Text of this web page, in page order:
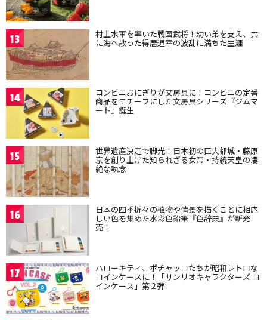
13 村上水軍を率いた戦国武将！幼い弟を支え、共
に海へ散った得居通幸の波乱に満ちた生涯
14 コンビニおにぎりが文房具に！コンビニの定番
商品をモチーフにした文房具シリーズ『ジムマ
ート』誕生
15 世界遺産決定で脚光！日本初の巨大都城・藤原
京を創り上げた知られざる女帝・持統天皇の凄
絶な執念
16 日本の四季折々の植物や情景を描くことに相応
しい色を集めた水彩色鉛筆『色辞典』が新発
売！
17 ハローキティ、ポチャッコたちが昭和レトロな
コインケースに！「サンリオキャラクターズ コ
インケース」第２弾